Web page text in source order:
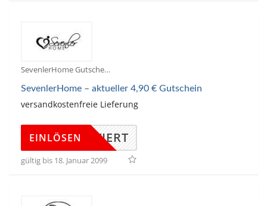
SevenlerHome Gutscheine
SevenlerHome – aktueller 4,90 € Gutschein
versandkostenfreie Lieferung
KTIVIERT
EINLÖSEN
gültig bis 18. Januar 2099